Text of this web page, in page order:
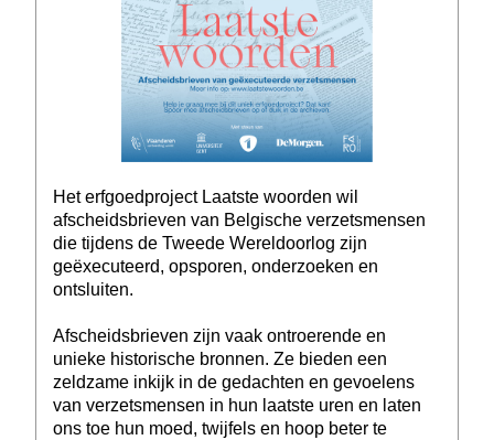
Het erfgoedproject Laatste woorden wil
afscheidsbrieven van Belgische verzetsmensen
die tijdens de Tweede Wereldoorlog zijn
geëxecuteerd, opsporen, onderzoeken en
ontsluiten.
Afscheidsbrieven zijn vaak ontroerende en
unieke historische bronnen. Ze bieden een
zeldzame inkijk in de gedachten en gevoelens
van verzetsmensen in hun laatste uren en laten
ons toe hun moed, twijfels en hoop beter te